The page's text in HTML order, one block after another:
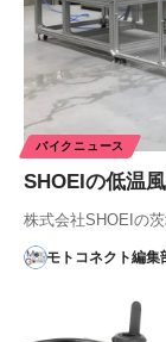
バイクニュース
SHOEIの低温
株式会社SHOEIの茨
モトコネクト編集